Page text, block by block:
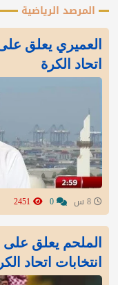
المرصد الرياضية
اتحاد الكرة
الملحم يعلق
انتخابات اتحاد